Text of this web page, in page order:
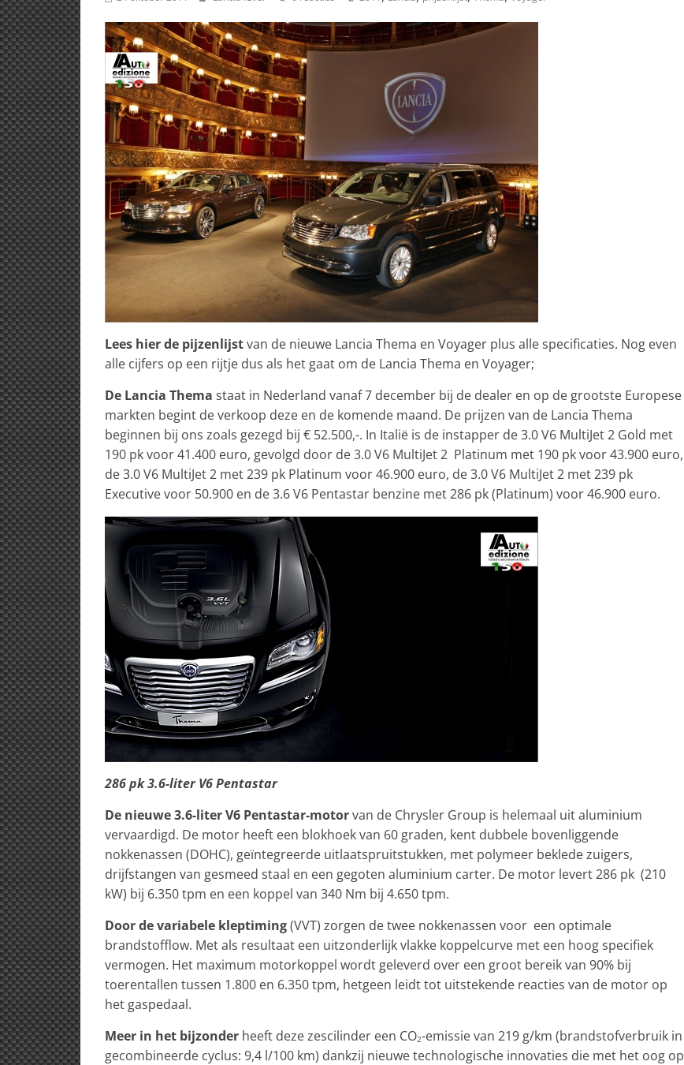
Lees hier de pijzenlijstvan de nieuwe Lancia Thema en Voyager plus alle specificaties. Nog even
alle cijfers op een rijtje dus als het gaat om de Lancia Thema en Voyager;
De Lancia Thema staat in Nederland vanaf 7 december bij de dealer en op de grootste Europese
markten begint de verkoop deze en de komende maand. De prijzen van de Lancia Thema
beginnen bij ons zoals gezegd bij € 52.500,-. In Italië is de instapper de 3.0 V6 MultiJet 2 Gold met
190 pk voor 41.400 euro, gevolgd door de 3.0 V6 MultiJet 2 Platinum met 190 pk voor 43.900 euro,
de 3.0 V6 MultiJet 2 met 239 pk Platinum voor 46.900 euro, de 3.0 V6 MultiJet 2 met 239 pk
Executive voor 50.900 en de 3.6 V6 Pentastar benzine met 286 pk (Platinum) voor 46.900 euro.
286 pk 3.6-liter V6 Pentastar
De nieuwe 3.6-liter V6 Pentastar-motorvan de Chrysler Group is helemaal uit aluminium
vervaardigd. De motor heeft een blokhoek van 60 graden, kent dubbele bovenliggende
nokkenassen (DOHC), geïntegreerde uitlaatspruitstukken, met polymeer beklede zuigers,
drijfstangen van gesmeed staal en een gegoten aluminium carter. De motor levert 286 pk (210
kW) bij 6.350 tpm en een koppel van 340 Nm bij 4.650 tpm.
Door de variabele kleptiming(VVT) zorgen de twee nokkenassen voor een optimale
brandstofflow. Met als resultaat een uitzonderlijk vlakke koppelcurve met een hoog specifiek
vermogen. Het maximum motorkoppel wordt geleverd over een groot bereik van 90% bij
toerentallen tussen 1.800 en 6.350 tpm, hetgeen leidt tot uitstekende reacties van de motor op
het gaspedaal.
Meer in het bijzonder heeft deze zescilinder een CO2-emissie van 219 g/km (brandstofverbruik in
gecombineerde cyclus: 9,4 l/100 km) dankzij nieuwe technologische innovaties die met het oog op